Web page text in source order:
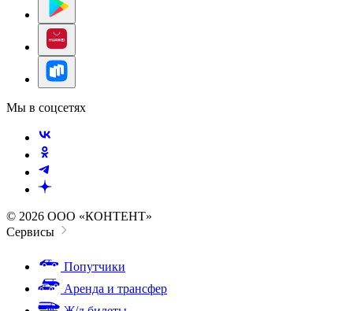
Мы в соцсетях
© 2026 ООО «КОНТЕНТ»
Сервисы
Попутчики
Аренда и трансфер